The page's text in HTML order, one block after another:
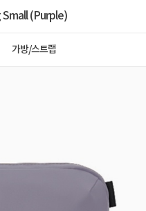
Small (Purple)
가방/스트랩